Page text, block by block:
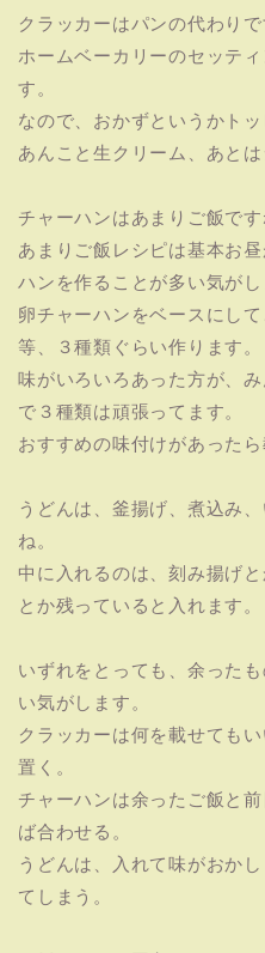
クラッカーはパンの代わりで
ホームベーカリーのセッテ
す。
なので、おかずというかト
あんこと生クリーム、あと
チャーハンはあまりご飯です
あまりご飯レシピは基本お
ハンを作ることが多い気がし
卵チャーハンをベースにし
等、３種類ぐらい作ります。
味がいろいろあった方が、
で３種類は頑張ってます。
おすすめの味付けがあったら
うどんは、釜揚げ、煮込み
ね。
中に入れるのは、刻み揚げ
とか残っていると入れます。
いずれをとっても、余った
い気がします。
クラッカーは何を載せても
置く。
チャーハンは余ったご飯と
ば合わせる。
うどんは、入れて味がおか
てしまう。